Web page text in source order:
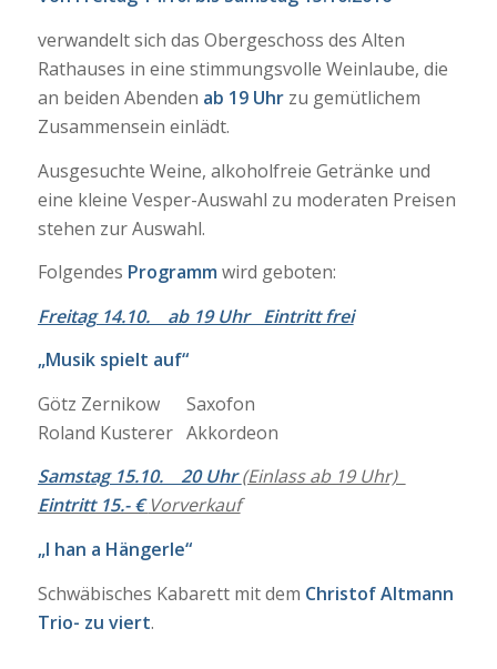
verwandelt sich das Obergeschoss des Alten
Rathauses in eine stimmungsvolle Weinlaube, die
an beiden Abenden ab 19 Uhr zu gemütlichem
Zusammensein einlädt.
Ausgesuchte Weine, alkoholfreie Getränke und
eine kleine Vesper-Auswahl zu moderaten Preisen
stehen zur Auswahl.
Folgendes Programm wird geboten:
Freitag 14.10. ab 19 Uhr Eintritt frei
„Musik spielt auf“
Götz Zernikow Saxofon
Roland Kusterer Akkordeon
Samstag 15.10. 20 Uhr(Einlass ab 19 Uhr)
Eintritt 15.- €Vorverkauf
„I han a Hängerle“
Schwäbisches Kabarett mit dem Christof Altmann
Trio- zu viert.